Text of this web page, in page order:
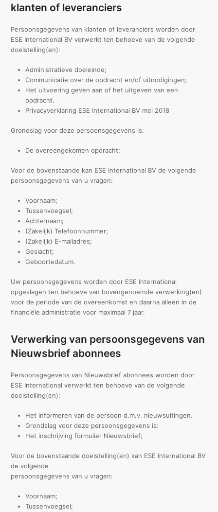
klanten of leveranciers
Persoonsgegevens van klanten of leveranciers worden door
ESE International BV verwerkt ten behoeve van de volgende
doelstelling(en):
Administratieve doeleinde;
Communicatie over de opdracht en/of uitnodigingen;
Het uitvoering geven aan of het uitgeven van een
opdracht.
Privacyverklaring ESE International BV mei 2018
Grondslag voor deze persoonsgegevens is:
De overeengekomen opdracht;
Voor de bovenstaande kan ESE International BV de volgende
persoonsgegevens van u vragen:
Voornaam;
Tussenvoegsel;
Achternaam;
(Zakelijk) Telefoonnummer;
(Zakelijk) E-mailadres;
Geslacht;
Geboortedatum.
Uw persoonsgegevens worden door ESE International
opgeslagen ten behoeve van bovengenoemde verwerking(en)
voor de periode van de overeenkomst en daarna alleen in de
financiële administratie voor maximaal 7 jaar.
Verwerking van persoonsgegevens van
Nieuwsbrief abonnees
Persoonsgegevens van Nieuwsbrief abonnees worden door
ESE International verwerkt ten behoeve van de volgende
doelstelling(en):
Het informeren van de persoon d.m.v. nieuwsuitingen.
Grondslag voor deze persoonsgegevens is:
Het inschrijving formulier Nieuwsbrief;
Voor de bovenstaande doelstelling(en) kan ESE International BV
de volgende
persoonsgegevens van u vragen:
Voornaam;
Tussenvoegsel;